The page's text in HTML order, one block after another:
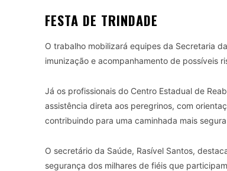
FESTA DE TRINDADE
O trabalho mobilizará equipes da Secretaria
imunização e acompanhamento de possíveis
Já os profissionais do Centro Estadual de
assistência direta aos peregrinos, com
contribuindo para uma caminhada mais
O secretário da Saúde, Rasível Santos,
segurança dos milhares de fiéis que